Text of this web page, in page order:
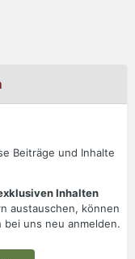
Beiträge und Inhalte
Inhalten
austauschen, können
uns neu anmelden.